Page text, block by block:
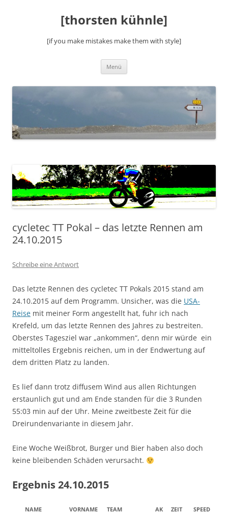
[thorsten kühnle]
[if you make mistakes make them with style]
Menü
cycletec TT Pokal – das letzte Rennen am
24.10.2015
Schreibe eine Antwort
Das letzte Rennen des cycletec TT Pokals 2015 stand am
24.10.2015 auf dem Programm. Unsicher, was die USA-
Reise mit meiner Form angestellt hat, fuhr ich nach
Krefeld, um das letzte Rennen des Jahres zu bestreiten.
Oberstes Tagesziel war „ankommen“, denn mir würde ein
mitteltolles Ergebnis reichen, um in der Endwertung auf
dem dritten Platz zu landen.
Es lief dann trotz diffusem Wind aus allen Richtungen
erstaunlich gut und am Ende standen für die 3 Runden
55:03 min auf der Uhr. Meine zweitbeste Zeit für die
Dreirundenvariante in diesem Jahr.
Eine Woche Weißbrot, Burger und Bier haben also doch
keine bleibenden Schäden verursacht.
Ergebnis 24.10.2015
NAME VORNAME TEAM AK ZEIT SPEED